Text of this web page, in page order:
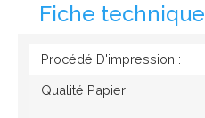
Fiche technique
Procédé D'impression :
Qualité Papier